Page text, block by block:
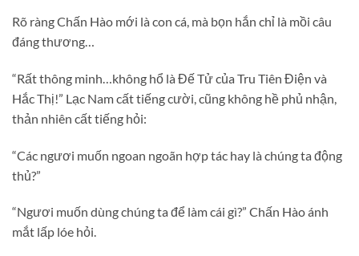
Rõ ràng Chấn Hào mới là con cá, mà bọn hắn chỉ là mồi câu
đáng thương…
“Rất thông minh…không hổ là Đế Tử của Tru Tiên Điện và
Hắc Thị!” Lạc Nam cất tiếng cười, cũng không hề phủ nhận,
thản nhiên cất tiếng hỏi:
“Các ngươi muốn ngoan ngoãn hợp tác hay là chúng ta động
thủ?”
“Ngươi muốn dùng chúng ta để làm cái gì?” Chấn Hào ánh
mắt lấp lóe hỏi.